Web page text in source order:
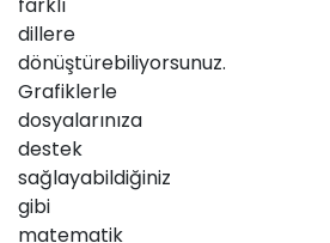
dillere
dönüştürebiliyorsunuz.
Grafiklerle
dosyalarınıza
destek
sağlayabildiğiniz
gibi
matematik